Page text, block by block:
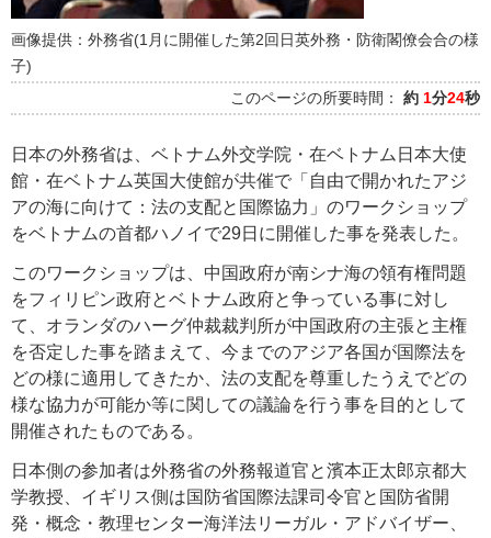
画像提供：外務省(1月に開催した第2回日英外務・防衛閣僚会合の様
子)
このページの所要時間： 約 1分24秒
日本の外務省は、ベトナム外交学院・在ベトナム日本大使
館・在ベトナム英国大使館が共催で「自由で開かれたアジ
アの海に向けて：法の支配と国際協力」のワークショップ
をベトナムの首都ハノイで29日に開催した事を発表した。
このワークショップは、中国政府が南シナ海の領有権問題
をフィリピン政府とベトナム政府と争っている事に対し
て、オランダのハーグ仲裁裁判所が中国政府の主張と主権
を否定した事を踏まえて、今までのアジア各国が国際法を
どの様に適用してきたか、法の支配を尊重したうえでどの
様な協力が可能か等に関しての議論を行う事を目的として
開催されたものである。
日本側の参加者は外務省の外務報道官と濱本正太郎京都大
学教授、イギリス側は国防省国際法課司令官と国防省開
発・概念・教理センター海洋法リーガル・アドバイザー、